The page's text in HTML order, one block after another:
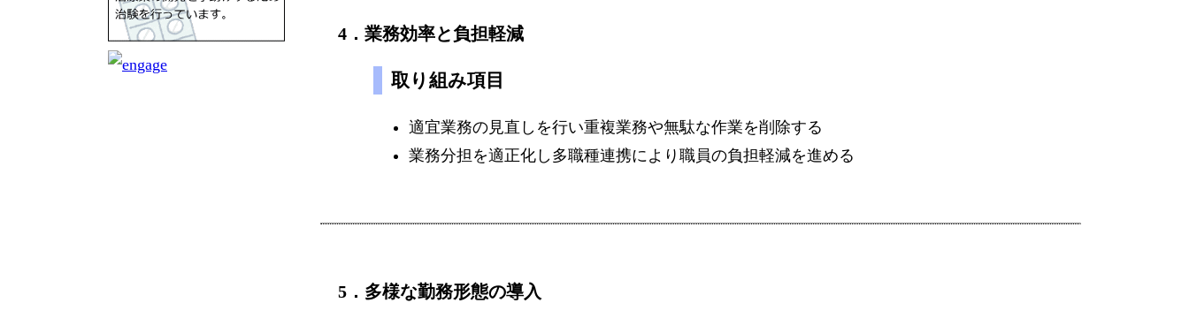
4．業務効率と負担軽減
取り組み項目
適宜業務の見直しを行い重複業務や無駄な作業を削除する
業務分担を適正化し多職種連携により職員の負担軽減を進める
5．多様な勤務形態の導入